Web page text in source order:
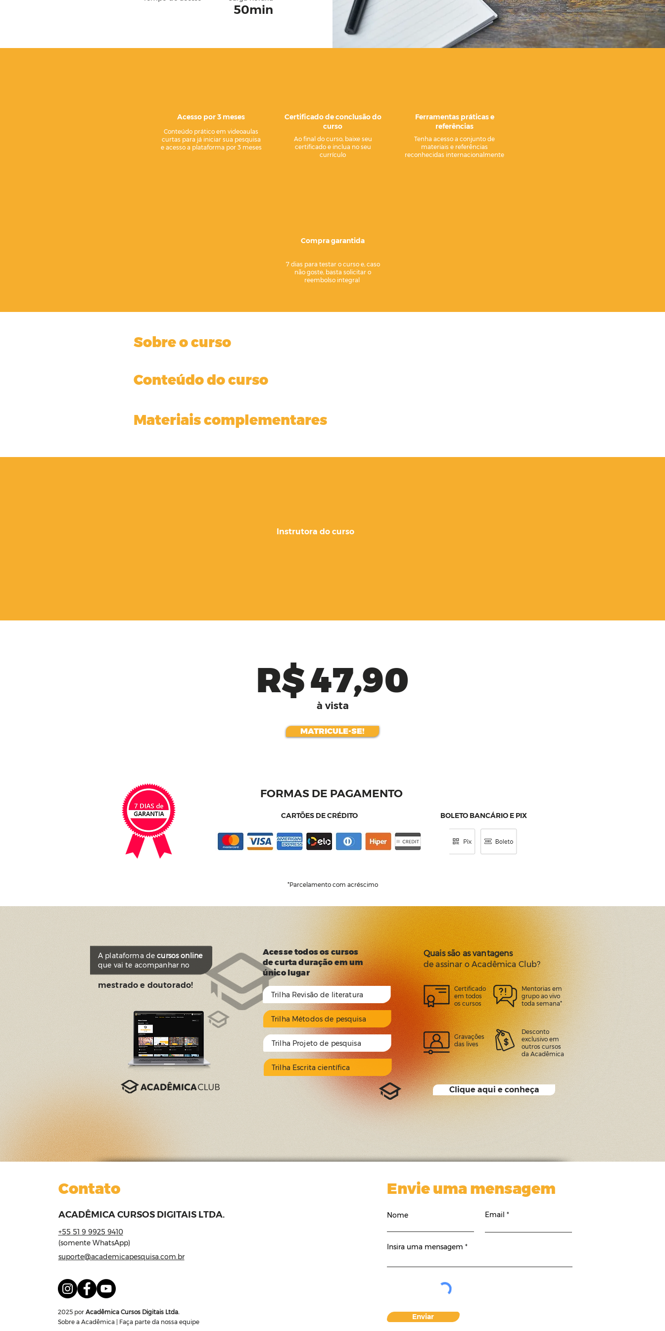
50min
Acesso por 3 meses
Conteúdo prático em videoaulas
curtas para já iniciar sua pesquisa
e acesso a plataforma por 3 meses
Certificado de conclusão do
curso
Ao final do curso, baixe seu
certificado e inclua no seu
currículo
Ferramentas práticas e
referências
Tenha acesso a conjunto de
materiais e referências
reconhecidas internacionalmente
Compra garantida
7 dias para testar o curso e, caso
não goste, basta solicitar o
reembolso integral
Sobre o curso
Conteúdo do curso
Materiais complementares
Instrutora do curso
R$ 47,90
à vista
MATRICULE-SE!
FORMAS DE PAGAMENTO
CARTÕES DE CRÉDITO BOLETO BANCÁRIO E PIX
*Parcelamento com acréscimo
A plataforma decursos online
que vai te acompanhar no
mestrado e doutorado!
Acesse todos os cursos
de curta duração em um
único lugar
Trilha Revisão de literatura
Trilha Métodos de pesquisa
Trilha Projeto de pesquisa
Trilha Escrita científica
Quais são as vantagens
de assinar o Acadêmica Club?
Certificado
em todos
os cursos
Mentorias em
grupo ao vivo
toda semana*
Gravações
das lives
Desconto
exclusivo em
outros cursos
da Acadêmica
Clique aqui e conheça
Contato
ACADÊMICA CURSOS DIGITAIS LTDA.
+55 51 9 9925 9410
(somente WhatsApp)
suporte@academicapesquisa.com.br
2025 por Acadêmica Cursos Digitais Ltda.
Sobre a Acadêmica
Faça parte da nossa equipe
Envie uma mensagem
Nome Email
Insira uma mensagem
Enviar